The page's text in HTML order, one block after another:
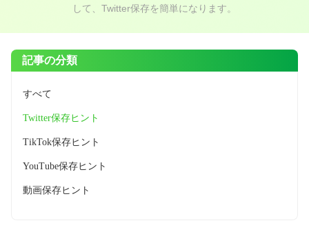
して、Twitter保存を簡単になります。
記事の分類
すべて
Twitter保存ヒント
TikTok保存ヒント
YouTube保存ヒント
動画保存ヒント